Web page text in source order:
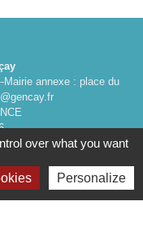
Mairie annexe : place du
over what you want
Personalize